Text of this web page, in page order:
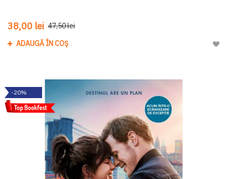
38,00 lei 47,50 lei
ADAUGĂ ÎN COȘ
-20%